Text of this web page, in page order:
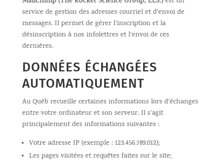
service de gestion des adresses courriel et d’envoi de
messages. Il permet de gérer l’inscription et la
désinscription à nos infolettres et l’envoi de ces
dernières.
DONNÉES ÉCHANGÉES
AUTOMATIQUEMENT
Au Québ recueille certaines informations lors d’échanges
entre votre ordinateur et son serveur. Il s’agit
principalement des informations suivantes :
Votre adresse IP (exemple : 123.456.789.012);
Les pages visitées et requêtes faites sur le site;